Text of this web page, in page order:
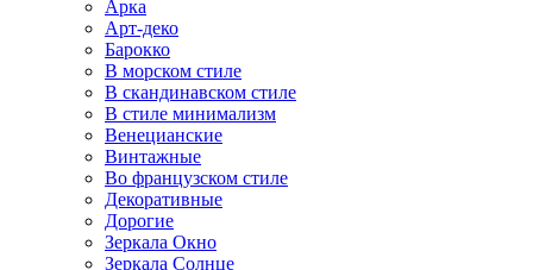
Арка
Арт-деко
Барокко
В морском стиле
В скандинавском стиле
В стиле минимализм
Венецианские
Винтажные
Во французском стиле
Декоративные
Дорогие
Зеркала Окно
Зеркала Солнце